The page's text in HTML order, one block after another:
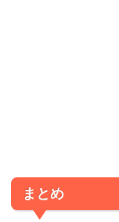
まとめ